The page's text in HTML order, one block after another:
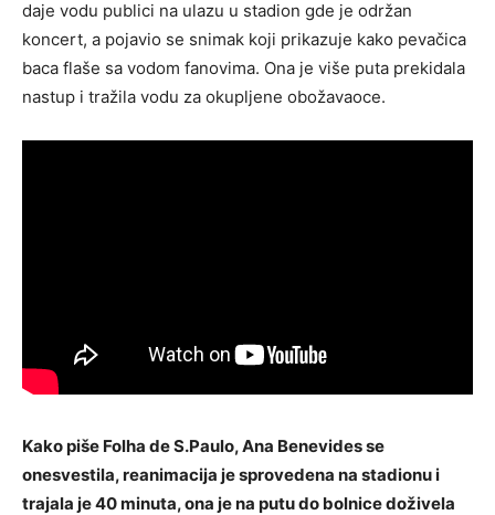
daje vodu publici na ulazu u stadion gde je održan
koncert, a pojavio se snimak koji prikazuje kako pevačica
baca flaše sa vodom fanovima. Ona je više puta prekidala
nastup i tražila vodu za okupljene obožavaoce.
Kako piše Folha de S.Paulo, Ana Benevides se
onesvestila, reanimacija je sprovedena na stadionu i
trajala je 40 minuta, ona je na putu do bolnice doživela